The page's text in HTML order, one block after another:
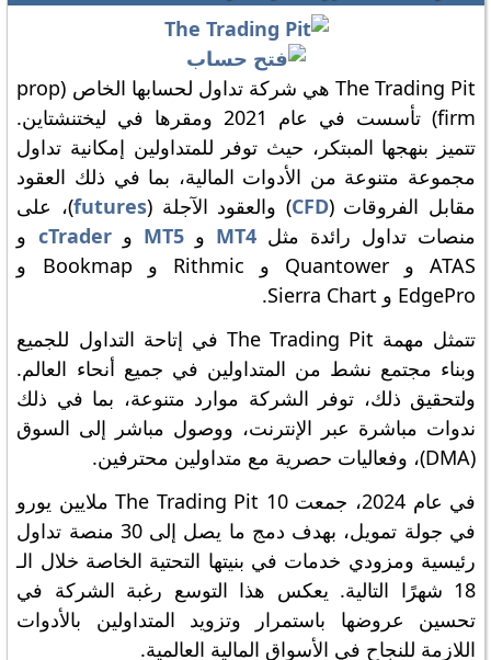
The Trading Pit هي شركة تداول لحسابها الخاص (prop
firm) تأسست في عام 2021 ومقرها في ليختنشتاين.
تتميز بنهجها المبتكر، حيث توفر للمتداولين إمكانية تداول
مجموعة متنوعة من الأدوات المالية، بما في ذلك العقود
مقابل الفروقات (CFD) والعقود الآجلة (futures)، على
منصات تداول رائدة مثلMT4 وMT5 وcTrader و
ATAS و Quantower و Rithmic و Bookmap و
EdgePro و Sierra Chart.
تتمثل مهمة The Trading Pit في إتاحة التداول للجميع
وبناء مجتمع نشط من المتداولين في جميع أنحاء العالم.
ولتحقيق ذلك، توفر الشركة موارد متنوعة، بما في ذلك
ندوات مباشرة عبر الإنترنت، ووصول مباشر إلى السوق
(DMA)، وفعاليات حصرية مع متداولين محترفين.
في عام 2024، جمعت The Trading Pit 10 ملايين يورو
في جولة تمويل، بهدف دمج ما يصل إلى 30 منصة تداول
رئيسية ومزودي خدمات في بنيتها التحتية الخاصة خلال الـ
18 شهرًا التالية. يعكس هذا التوسع رغبة الشركة في
تحسين عروضها باستمرار وتزويد المتداولين بالأدوات
اللازمة للنجاح في الأسواق المالية العالمية.